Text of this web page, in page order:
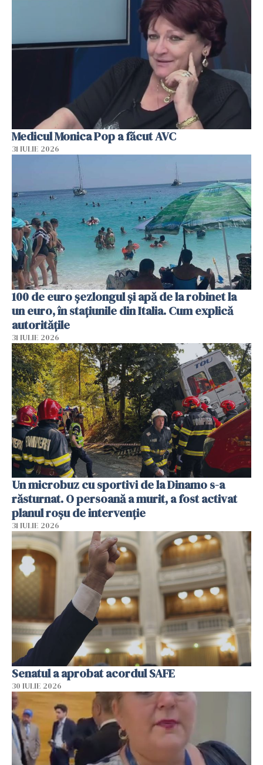
Medicul Monica Pop a făcut AVC
31 IULIE 2026
100 de euro șezlongul și apă de la robinet la
un euro, în stațiunile din Italia. Cum explică
autoritățile
31 IULIE 2026
Un microbuz cu sportivi de la Dinamo s-a
răsturnat. O persoană a murit, a fost activat
planul roșu de intervenție
31 IULIE 2026
Senatul a aprobat acordul SAFE
30 IULIE 2026